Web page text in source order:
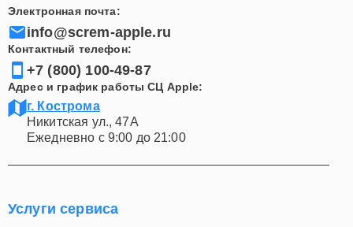
Электронная почта:
info@screm-apple.ru
Контактный телефон:
+7 (800) 100-49-87
Адрес и график работы СЦ Apple:
г. Кострома
Никитская ул., 47А
Ежедневно с 9:00 до 21:00
Услуги сервиса